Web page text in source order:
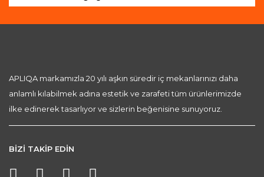
APLIQA markamızla 20 yılı aşkın süredir iç mekanlarınızı daha
anlamlı kılabilmek adına estetik ve zarafeti tüm ürünlerimizde
ilke edinerek tasarlıyor ve sizlerin beğenisine sunuyoruz.
BİZİ TAKİP EDİN